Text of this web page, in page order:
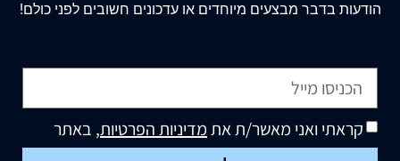
הודעות בדבר מבצעים מיוחדים או עדכונים חשובים לפני כולם!
קראתי ואני מאשר/ת אתמדיניות הפרטיות, באתר